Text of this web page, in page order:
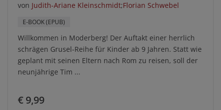
von Judith-Ariane Kleinschmidt;Florian Schwebel
E-BOOK (EPUB)
Willkommen in Moderberg! Der Auftakt einer herrlich
schrägen Grusel-Reihe für Kinder ab 9 Jahren. Statt wie
geplant mit seinen Eltern nach Rom zu reisen, soll der
neunjährige Tim ...
€ 9,99